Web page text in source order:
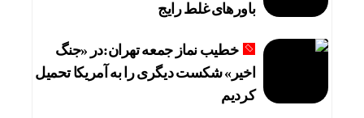
باورهای غلط رایج
خطیب نماز جمعه تهران:در «جنگ
اخیر» شکست دیگری را به آمریکا تحمیل
کردیم